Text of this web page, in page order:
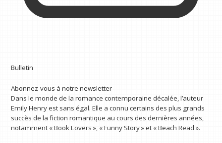
Bulletin
Abonnez-vous à notre newsletter
Dans le monde de la romance contemporaine décalée, l’auteur
Emily Henry est sans égal. Elle a connu certains des plus grands
succès de la fiction romantique au cours des dernières années,
notamment « Book Lovers », « Funny Story » et « Beach Read ».